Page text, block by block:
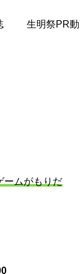
生明祭PR
ームがもりだ